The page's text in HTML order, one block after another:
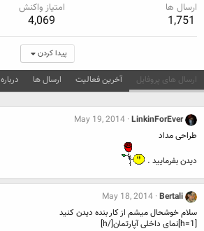
ارسال ها
1,751
امتیاز واکنش
4,069
پیدا کردن
ارسال های پروفایل آخرین فعالیت ارسال ها درباره
LinkinForEver
May 19, 2014
طراحی مداد
دیدن بفرمایید .
Bertali
May 18, 2014
سلام خوشحال میشم از کار بنده دیدن کنید
[h=1]نمای داخلی آپارتمان[/h]